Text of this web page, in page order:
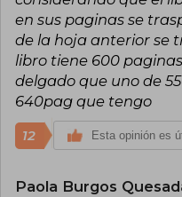
en sus paginas se
de la hoja anterior se
libro tiene 600
delgado que uno de
640pag que tengo
12 Esta opinión es
Paola Burgos